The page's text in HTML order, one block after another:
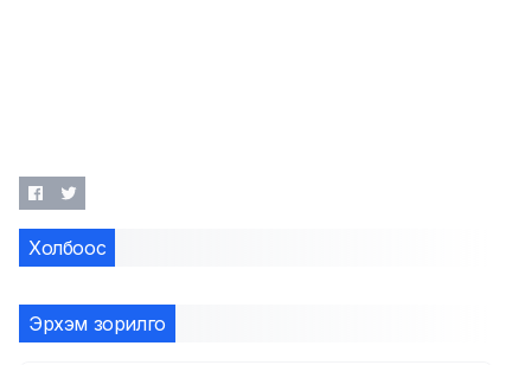
Холбоос
Эрхэм зорилго